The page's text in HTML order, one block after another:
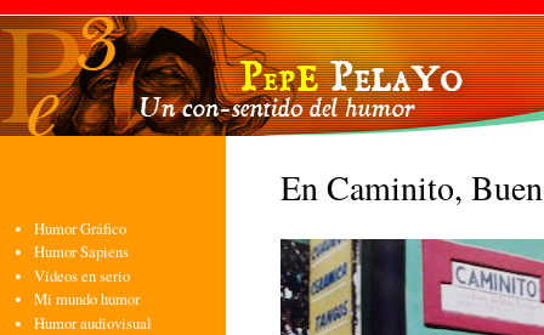
Humor Gráfico
Humor Sapiens
Videos en serio
Mi mundo humor
Humor audiovisual
En Caminito,